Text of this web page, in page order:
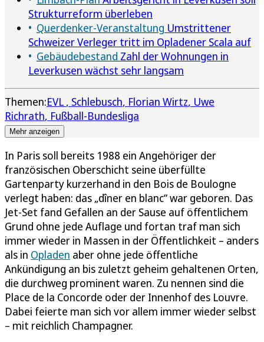
Strukturreform überleben
Querdenker-Veranstaltung Umstrittener
Schweizer Verleger tritt im Opladener Scala auf
Gebäudebestand Zahl der Wohnungen in
Leverkusen wächst sehr langsam
Themen:EVL Schlebusch Florian Wirtz Uwe
Richrath Fußball-Bundesliga
Mehr anzeigen
In Paris soll bereits 1988 ein Angehöriger der
französischen Oberschicht seine überfüllte
Gartenparty kurzerhand in den Bois de Boulogne
verlegt haben: das „dîner en blanc“ war geboren. Das
Jet-Set fand Gefallen an der Sause auf öffentlichem
Grund ohne jede Auflage und fortan traf man sich
immer wieder in Massen in der Öffentlichkeit – anders
als in Opladen aber ohne jede öffentliche
Ankündigung an bis zuletzt geheim gehaltenen Orten,
die durchweg prominent waren. Zu nennen sind die
Place de la Concorde oder der Innenhof des Louvre.
Dabei feierte man sich vor allem immer wieder selbst
– mit reichlich Champagner.